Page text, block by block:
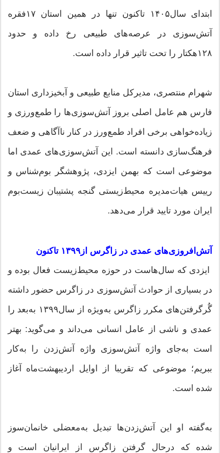
ابتدای سال۱۴۰۵ تاکنون تنها در همین استان ۱۷فقره
آتش‌سوزی در عرصه‌های طبیعی رخ داده و حدود
۱۲۸هکتار را تحت تاثیر قرار داده است.
شهرام منتصری، مدیرکل منابع طبیعی و آبخیزداری استان
فارس هم عامل اصلی بروز آتش‌سوزی‌ها را طمع‌ورزی و
زیاده‌خواهی برخی افراد طمع‌ورز در کنار ناآگاهی و ضعف
فرهنگ‌سازی دانسته است. این آتش‌سوزی‌های عمدی اما
موضوعی است که بهمن ایزدی، پژوهشگر بوم‌شناس و
رییس هیات‌مدیره محیط‌زیستی گنجه پشتیبان زیست‌بوم
ایران مورد تایید قرار می‌دهد.
آتش‌افروزی‌های عمدی در زاگرس از۱۳۹۹ تاکنون
ایزدی که سال‌هاست در حوزه محیط‌زیست فعال بوده و
در بسیاری از حوادث آتش‌سوزی در زاگرس حضور داشته
گُرگرفتن‌های مکرر زاگرس به‌ویژه از سال‌۱۳۹۹ به‌بعد را
عمدی و ناشی از عامل انسانی می‌داند و می‌گوید: بهتر
است به‌جای واژه آتش‌سوزی واژه آتش‌زدن‌ را به‌کار
ببریم؛ موضوعی که تقریبا از اوایل اردیبهشت‌ماه آغاز
شده است.
به‌گفته او این آتش‌زدن‌ها تبدیل به‌معضلی خانمان‌سوز
شده که درحال گرفتن زاگرس از ایرانیان است و